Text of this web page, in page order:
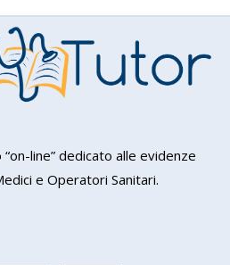
line” dedicato alle evidenze
e Operatori Sanitari.